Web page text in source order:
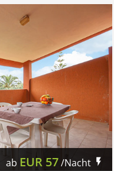
ab EUR 57/Nacht